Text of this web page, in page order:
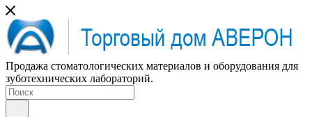
Продажа стоматологических материалов и оборудования для
зуботехнических лабораторий.